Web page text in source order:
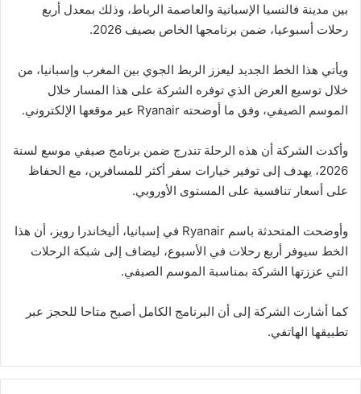
بين مدينة فالنسيا الإسبانية والعاصمة الرباط، وذلك بمعدل أربع
رحلات أسبوعيا، ضمن برنامجها الخاص بصيف 2026.
ويأتي هذا الخط الجديد ليعزز الربط الجوي بين المغرب وإسبانيا، من
خلال توسيع العرض الذي توفره الشركة على هذا المسار خلال
الموسم الصيفي، وفق ما أوضحته Ryanair عبر موقعها الإلكتروني.
وأكدت الشركة أن هذه الرحلة تندرج ضمن برنامج صيفي موسع لسنة
2026، يهدف إلى توفير خيارات سفر أكثر للمسافرين، مع الحفاظ
على أسعار تنافسية على المستوى الأوروبي.
وأوضحت المتحدثة باسم Ryanair في إسبانيا، أليخاندرا رويز، أن هذا
الخط سيوفر أربع رحلات في الأسبوع، ليضاف إلى شبكة الرحلات
التي عززتها الشركة بمناسبة الموسم الصيفي.
كما أشارت الشركة إلى أن البرنامج الكامل أصبح متاحا للحجز عبر
تطبيقها الهاتفي.